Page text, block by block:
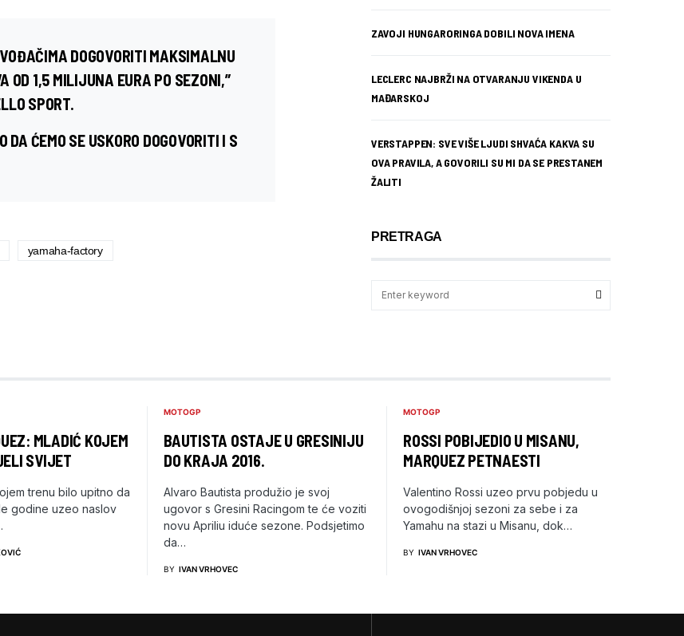
DOGOVORITI MAKSIMALNU
OD 1,5 MILIJUNA EURA PO SEZONI,”
SPORT.
ĆEMO SE USKORO DOGOVORITI I S
yamaha-factory
ZAVOJI HUNGARORINGA DOBILI NOVA IMENA
LECLERC NAJBRŽI NA OTVARANJU VIKENDA U
MAĐARSKOJ
VERSTAPPEN: SVE VIŠE LJUDI SHVAĆA KAKVA SU
OVA PRAVILA, A GOVORILI SU MI DA SE PRESTANEM
ŽALITI
PRETRAGA
MLADIĆ KOJEM
SVIJET
trenu bilo upitno da
godine uzeo naslov
MOTOGP
BAUTISTA OSTAJE U GRESINIJU
DO KRAJA 2016.
Alvaro Bautista produžio je svoj
ugovor s Gresini Racingom te će voziti
novu Apriliu iduće sezone. Podsjetimo
da…
BY IVAN VRHOVEC
MOTOGP
ROSSI POBIJEDIO U MISANU,
MARQUEZ PETNAESTI
Valentino Rossi uzeo prvu pobjedu u
ovogodišnjoj sezoni za sebe i za
Yamahu na stazi u Misanu, dok…
BY IVAN VRHOVEC